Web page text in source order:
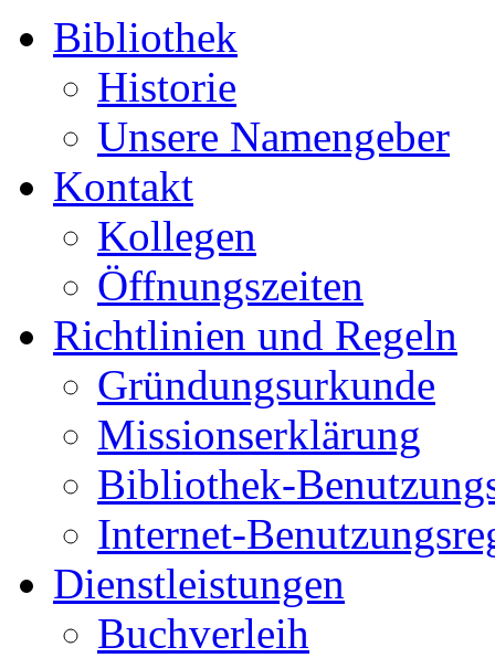
Bibliothek
Historie
Unsere Namengeber
Kontakt
Kollegen
Öffnungszeiten
Richtlinien und Regeln
Gründungsurkunde
Missionserklärung
Bibliothek-
Internet-
Dienstleistungen
Buchverleih